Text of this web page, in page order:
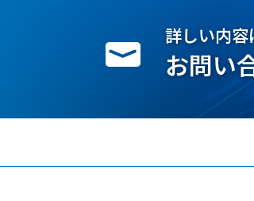
詳しい内容
お問い